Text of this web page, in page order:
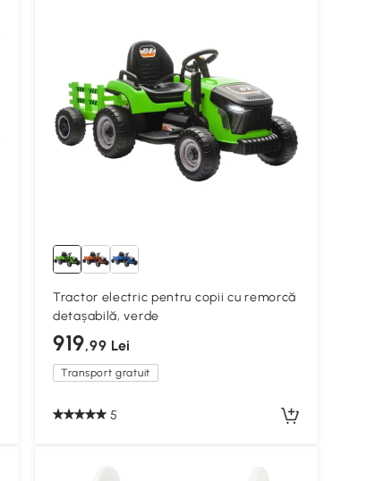
Tractor electric pentru copii cu remorcă
detașabilă, verde
919,99 Lei
Transport gratuit
5